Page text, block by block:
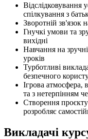
Відслідковування
спілкування з
Зворотній зв'язок
Гнучкі умови та
вихідні
Навчання на
уроків
Турботливі
безпечного
Ігрова атмосфера,
та з нетерпінням
Створення
розробляє
Викладачі